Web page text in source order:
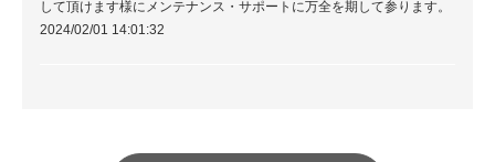
して頂けます様にメンテナンス・サポートに万全を期して参ります。
2024/02/01 14:01:32